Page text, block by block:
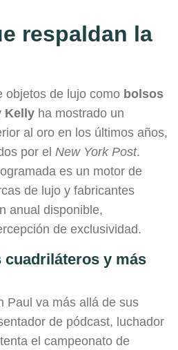
respaldan la
objetos de lujo como bolsos
Kelly ha mostrado un
al oro en los últimos años,
por el New York Post.
es un motor de
de lujo y fabricantes
anual disponible,
de exclusividad.
cuadriláteros y más
Paul va más allá de sus
de pódcast, luchador
el campeonato de